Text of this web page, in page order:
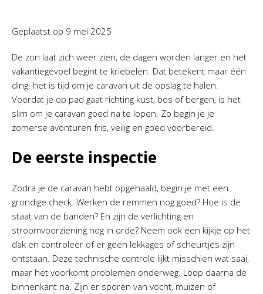
Geplaatst op 9 mei 2025
De zon laat zich weer zien, de dagen worden langer en het
vakantiegevoel begint te kriebelen. Dat betekent maar één
ding: het is tijd om je caravan uit de opslag te halen.
Voordat je op pad gaat richting kust, bos of bergen, is het
slim om je caravan goed na te lopen. Zo begin je je
zomerse avonturen fris, veilig en goed voorbereid.
De eerste inspectie
Zodra je de caravan hebt opgehaald, begin je met een
grondige check. Werken de remmen nog goed? Hoe is de
staat van de banden? En zijn de verlichting en
stroomvoorziening nog in orde? Neem ook een kijkje op het
dak en controleer of er geen lekkages of scheurtjes zijn
ontstaan. Deze technische controle lijkt misschien wat saai,
maar het voorkomt problemen onderweg. Loop daarna de
binnenkant na. Zijn er sporen van vocht, muizen of